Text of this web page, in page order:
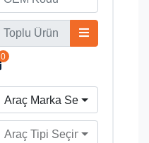
0
Araç Marka Seçiniz
Araç Tipi Seçiniz